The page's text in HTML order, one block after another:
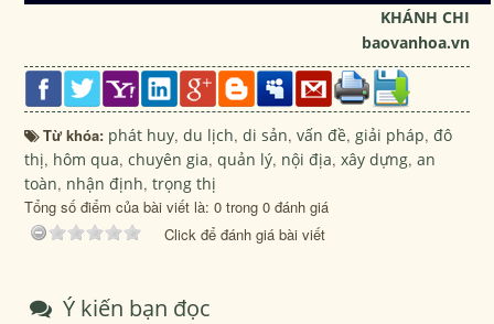
KHÁNH CHI
baovanhoa.vn
Từ khóa: phát huy,du lịch,di sản,vấn đề,giải pháp,đô
thị, hôm qua,chuyên gia,quản lý, nội địa,xây dựng,an
toàn, nhận định,trọng thị
Tổng số điểm của bài viết là: 0 trong 0 đánh giá
Click để đánh giá bài viết
Ý kiến bạn đọc